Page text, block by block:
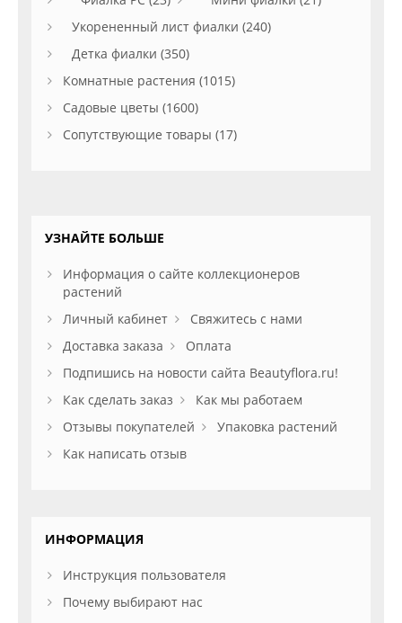
Укорененный лист фиалки (240)
Детка фиалки (350)
Комнатные растения (1015)
Садовые цветы (1600)
Сопутствующие товары (17)
УЗНАЙТЕ БОЛЬШЕ
Информация о сайте коллекционеров
растений
Личный кабинет
Свяжитесь с нами
Доставка заказа
Оплата
Подпишись на новости сайта Beautyflora.ru!
Как сделать заказ
Как мы работаем
Отзывы покупателей
Упаковка растений
Как написать отзыв
ИНФОРМАЦИЯ
Инструкция пользователя
Почему выбирают нас